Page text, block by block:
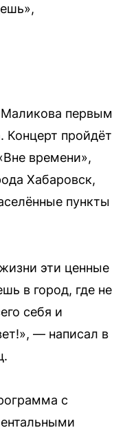
Маликова первым
Концерт пройдёт
времени»,
Хабаровск,
пункты
эти ценные
в город, где не
себя и
— написал в
с